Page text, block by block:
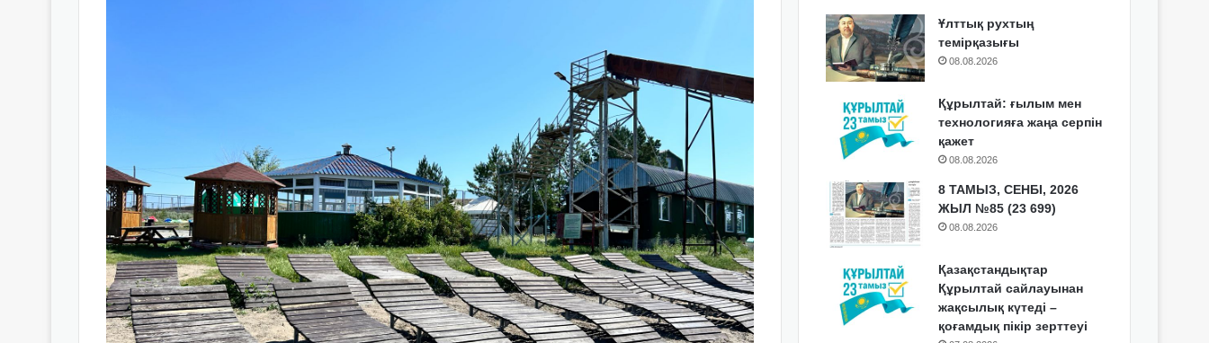
Ұлттық рухтың
темірқазығы
08.08.2026
Құрылтай: ғылым мен
технологияға жаңа серпін
қажет
08.08.2026
8 ТАМЫЗ, СЕНБІ, 2026
ЖЫЛ №85 (23 699)
08.08.2026
Қазақстандықтар
Құрылтай сайлауынан
жақсылық күтеді –
қоғамдық пікір зерттеуі